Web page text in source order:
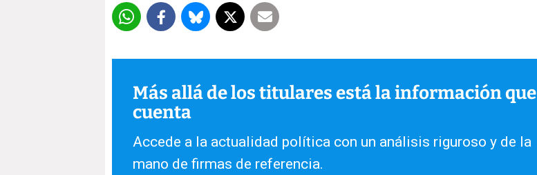
Más allá de los titulares está la información que
cuenta
Accede a la actualidad política con un análisis riguroso y de la
mano de firmas de referencia.